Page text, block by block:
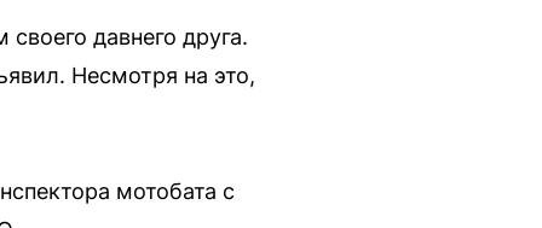
давнего друга.
Несмотря на это,
мотобата с